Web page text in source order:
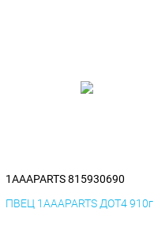
1AAAPARTS 815930690
ПВЕЦ 1AAAPARTS ДОТ4 910г